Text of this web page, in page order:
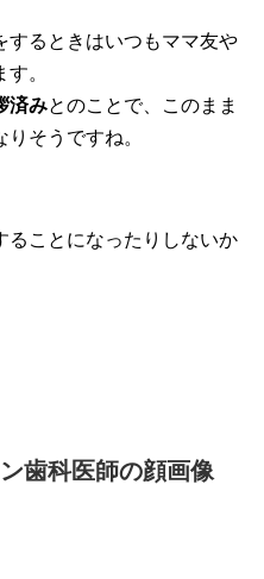
するときはいつもママ友や
。
済みとのことで、このまま
そうですね。
ることになったりしないか
歯科医師の顔画像